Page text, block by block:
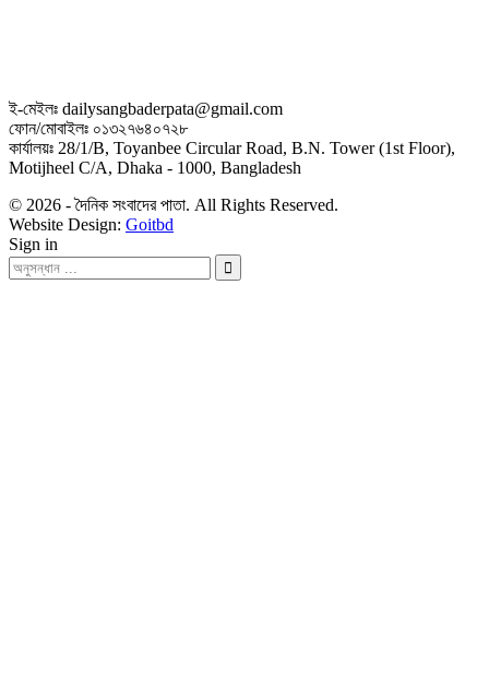
ই-মেইলঃ dailysangbaderpata@gmail.com
ফোন/মোবাইলঃ ০১৩২৭৬৪০৭২৮
কার্যালয়ঃ 28/1/B, Toyanbee Circular Road, B.N. Tower (1st Floor),
Motijheel C/A, Dhaka - 1000, Bangladesh
© 2026 - দৈনিক সংবাদের পাতা. All Rights Reserved.
Website Design: Goitbd
Sign in